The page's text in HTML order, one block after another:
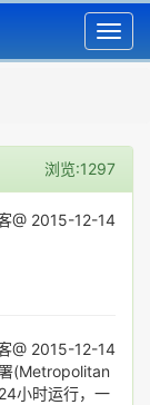
浏览:1297
@ 2015-12-14
@ 2015-12-14
(Metropolitan
小时运行，一